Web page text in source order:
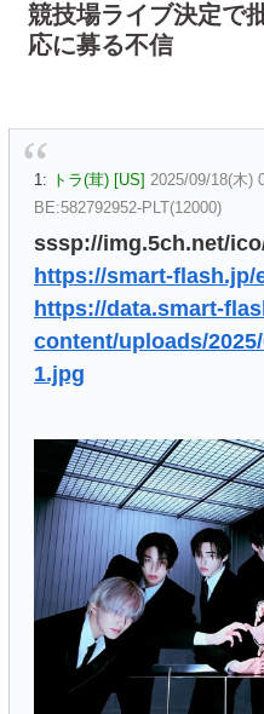
競技場ライブ決定で
応に募る不信
1: トラ(茸) [US] 2025/09/18(木)
BE:582792952-PLT(12000)
sssp://img.5ch.net/
https://smart-flash.jp/
https://data.smart-
content/uploads/2025/
1.jpg